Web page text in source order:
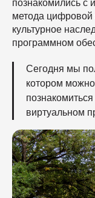
познакомились с
метода
культурное
программном
Сегодня мы
котором
виртуальном